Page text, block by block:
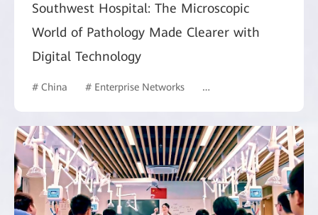
Southwest Hospital: The Microscopic
World of Pathology Made Clearer with
Digital Technology
# China # Enterprise Networks # Manufacturing